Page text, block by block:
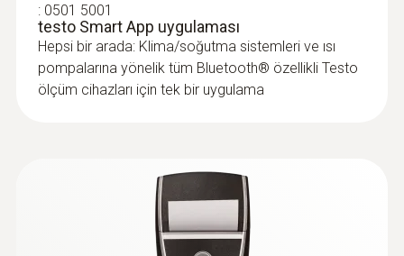
: 0501 5001
testo Smart App uygulaması
Hepsi bir arada: Klima/soğutma sistemleri ve ısı
pompalarına yönelik tüm Bluetooth® özellikli Testo
ölçüm cihazları için tek bir uygulama